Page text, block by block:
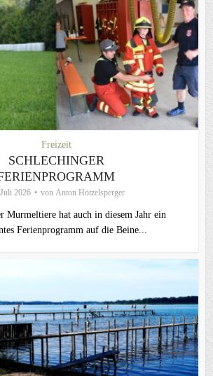
Freizeit
SCHLECHINGER
2026 von Anton Hötzelsperger
Murmeltiere hat auch in diesem Jahr ein
Ferienprogramm auf die Beine...